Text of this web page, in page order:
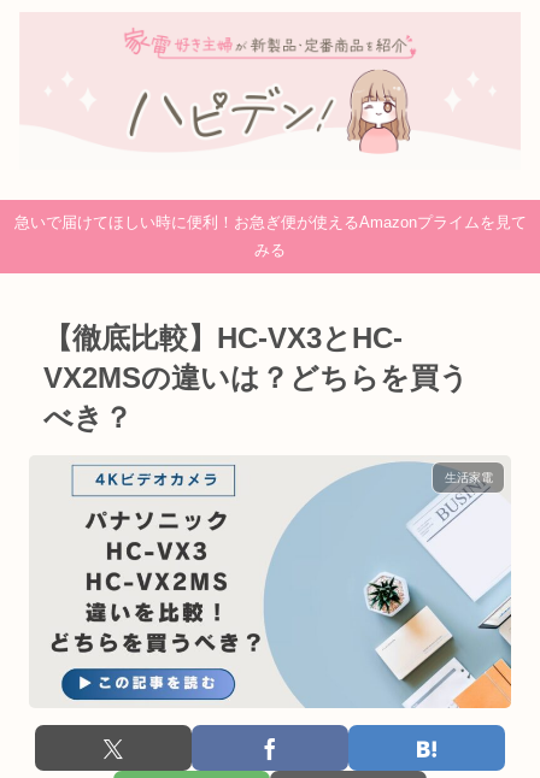
急いで届けてほしい時に便利！お急ぎ便が使えるAmazonプライムを見て
みる
【徹底比較】HC-VX3とHC-
VX2MSの違いは？どちらを買う
べき？
生活家電